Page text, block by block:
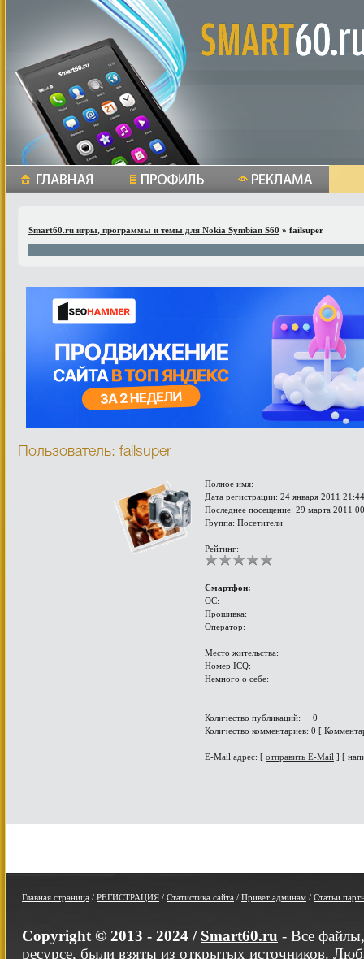
Smart60.ru игры, программы и темы для Nokia Symbian S60 » failsuper
Пользователь: failsuper
Полное имя:
Дата регистрации: 24 января 2011 21:44
Последнее посещение: 29 марта 2011
Группа: Посетители
Рейтинг:
Смартфон:
ОС:
Прошивка:
Оператор:
Место жительства:
Номер ICQ:
Немного о себе:
Количество публикаций: 0
Количество комментариев: 0 [
E-Mail адрес: [ отправить E-Mail ] [
Главная страница / РЕГИСТРАЦИЯ / Статистика сайта / Привет админам / Статьи
Copyright © 2013 - 2024 / Smart60.ru - Все
ресурсе, были взяты из открытых источников.